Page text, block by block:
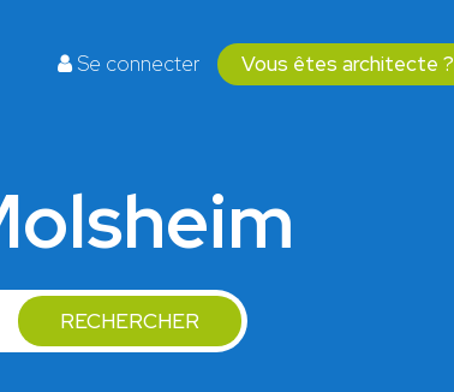
Se connecter Vous êtes architecte ?
RECHERCHER